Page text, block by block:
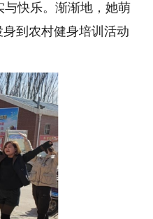
快乐。渐渐地，她萌
到农村健身培训活动